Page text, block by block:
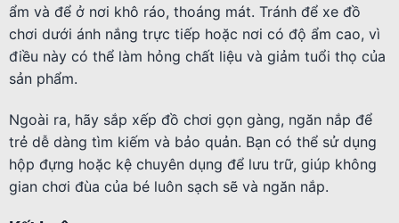
ẩm và để ở nơi khô ráo, thoáng mát. Tránh để xe đồ
chơi dưới ánh nắng trực tiếp hoặc nơi có độ ẩm cao, vì
điều này có thể làm hỏng chất liệu và giảm tuổi thọ của
sản phẩm.
Ngoài ra, hãy sắp xếp đồ chơi gọn gàng, ngăn nắp để
trẻ dễ dàng tìm kiếm và bảo quản. Bạn có thể sử dụng
hộp đựng hoặc kệ chuyên dụng để lưu trữ, giúp không
gian chơi đùa của bé luôn sạch sẽ và ngăn nắp.